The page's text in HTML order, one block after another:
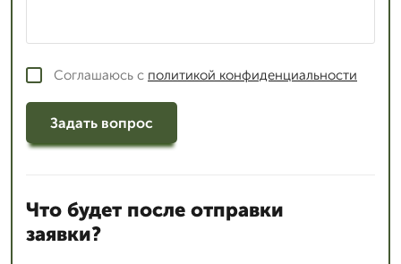
Соглашаюсь с политикой конфиденциальности
Задать вопрос
Что будет после отправки
заявки?